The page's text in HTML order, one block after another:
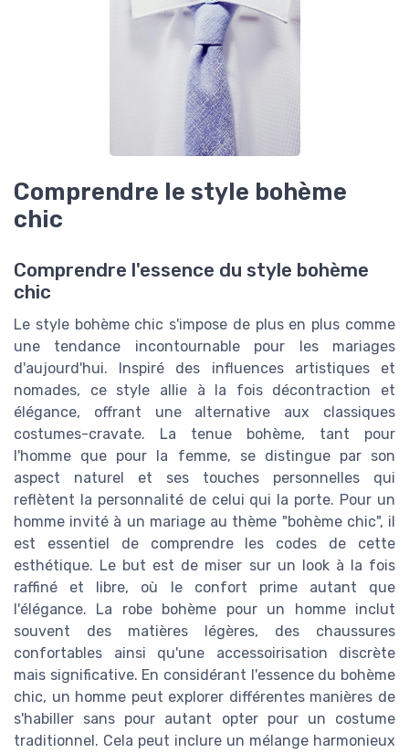
Comprendre le style bohème
chic
Comprendre l'essence du style bohème
chic
Le style bohème chic s'impose de plus en plus comme
une tendance incontournable pour les mariages
d'aujourd'hui. Inspiré des influences artistiques et
nomades, ce style allie à la fois décontraction et
élégance, offrant une alternative aux classiques
costumes-cravate. La tenue bohème, tant pour
l'homme que pour la femme, se distingue par son
aspect naturel et ses touches personnelles qui
reflètent la personnalité de celui qui la porte. Pour un
homme invité à un mariage au thème "bohème chic", il
est essentiel de comprendre les codes de cette
esthétique. Le but est de miser sur un look à la fois
raffiné et libre, où le confort prime autant que
l'élégance. La robe bohème pour un homme inclut
souvent des matières légères, des chaussures
confortables ainsi qu'une accessoirisation discrète
mais significative. En considérant l'essence du bohème
chic, un homme peut explorer différentes manières de
s'habiller sans pour autant opter pour un costume
traditionnel. Cela peut inclure un mélange harmonieux